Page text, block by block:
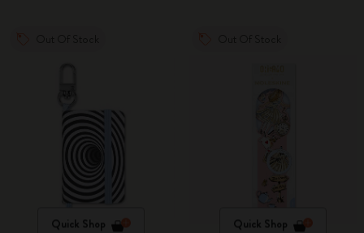
Quick Shop Quick Shop